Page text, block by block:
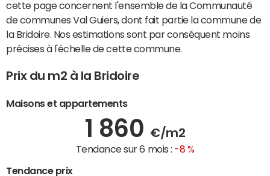
cette page concernent l'ensemble de la Communauté
de communes Val Guiers, dont fait partie la commune de
la Bridoire. Nos estimations sont par conséquent moins
précises à l'échelle de cette commune.
Prix du m2 à la Bridoire
Maisons et appartements
1 860 €/m2
Tendance sur 6 mois : -8 %
Tendance prix